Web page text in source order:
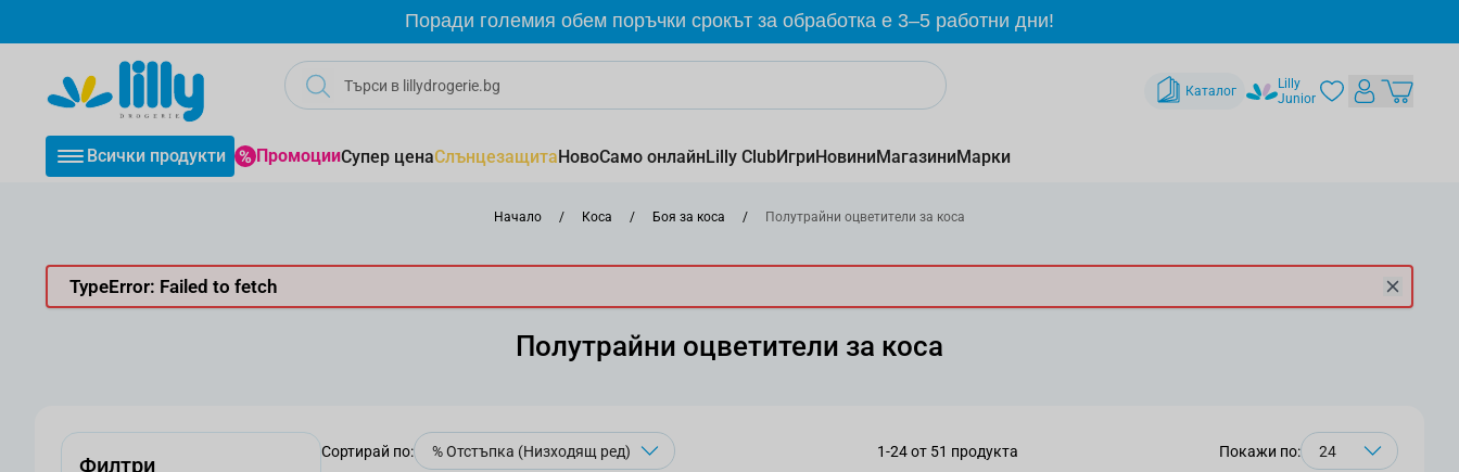
Поради големия обем поръчки срокът за обработка е 3–5 работни дни!
Каталог
Lilly
Junior
Всички продукти ПромоцииСупер ценаСлънцезащитаНовоСамо онлайнLilly ClubИгриНовиниМагазиниМарки
Начало / Коса / Боя за коса / Полутрайни оцветители за коса
TypeError: Failed to fetch
Полутрайни оцветители за коса
Филтри
Сортирай по: 1-24от 51 продукта Покажи по: